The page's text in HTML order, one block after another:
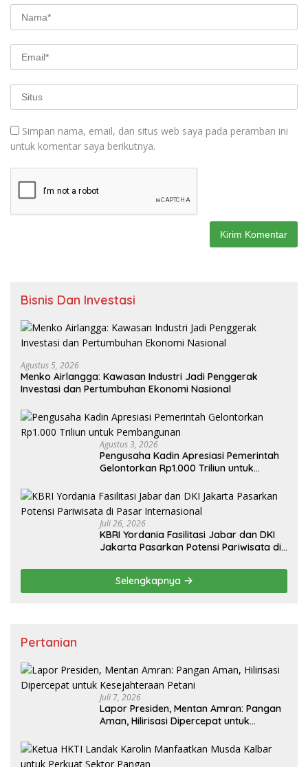
Simpan nama, email, dan situs web saya pada peramban ini
untuk komentar saya berikutnya.
Bisnis Dan Investasi
Agustus 5, 2026
Menko Airlangga: Kawasan Industri Jadi Penggerak
Investasi dan Pertumbuhan Ekonomi Nasional
Agustus 3, 2026
Pengusaha Kadin Apresiasi Pemerintah
Gelontorkan Rp1.000 Triliun untuk
Juli 26, 2026
KBRI Yordania Fasilitasi Jabar dan DKI
Jakarta Pasarkan Potensi Pariwisata di
Selengkapnya
Pertanian
Juli 7, 2026
Lapor Presiden, Mentan Amran: Pangan
Aman, Hilirisasi Dipercepat untuk